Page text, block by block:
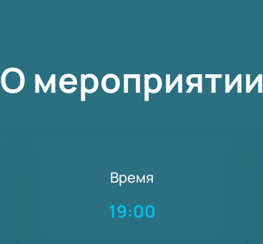
О мероприятии
Время
19:00